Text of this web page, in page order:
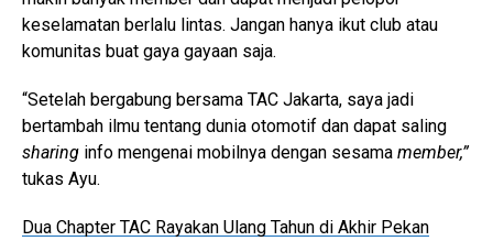
keselamatan berlalu lintas. Jangan hanya ikut club atau
komunitas buat gaya gayaan saja.
“Setelah bergabung bersama TAC Jakarta, saya jadi
bertambah ilmu tentang dunia otomotif dan dapat saling
sharing info mengenai mobilnya dengan sesama member,”
tukas Ayu.
Dua Chapter TAC Rayakan Ulang Tahun di Akhir Pekan